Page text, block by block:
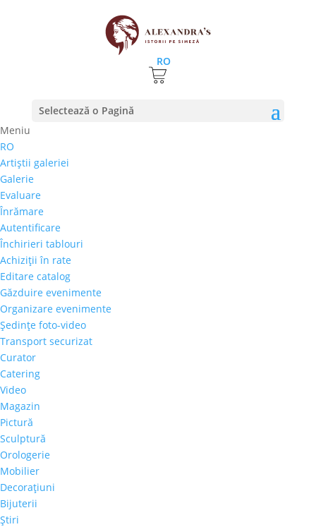
RO
Selectează o Pagină
Meniu
RO
Artiştii galeriei
Galerie
Evaluare
Înrămare
Autentificare
Închirieri tablouri
Achiziţii în rate
Editare catalog
Găzduire evenimente
Organizare evenimente
Şedinţe foto-video
Transport securizat
Curator
Catering
Video
Magazin
Pictură
Sculptură
Orologerie
Mobilier
Decoraţiuni
Bijuterii
Ştiri
Cand si unde are loc premiera filmului „Intre
chin si Amin”, cu Kira Hagi
30 septembrie 2019
„Între Chin și Amin”, filmul in care joaca Kira Hagi, va
avea premiera în seara de 1 octombrie 2019 la
Cinema Pro, București. Este un film despre
cutremurătoarele torturi de la Pitești, cunoscute ca
„Experimentul Pitești” sau „Fenomenul Pitești”.
Închisoarea Pitești a...
Galeria Alexandra’s la Courtyard by Marriott
Bucharest Floreasca
Parteneriat nou: Galeria Alexandra’s & Imperia Club
Sakura, cel mai mare diamant roz, s-a vândut cu
aproape 30 de milioane de dolari
Paharul de Cultură, inițiativa culturală a cramei Villa